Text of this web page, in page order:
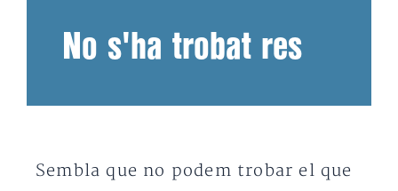
No s'ha trobat res
Sembla que no podem trobar el que